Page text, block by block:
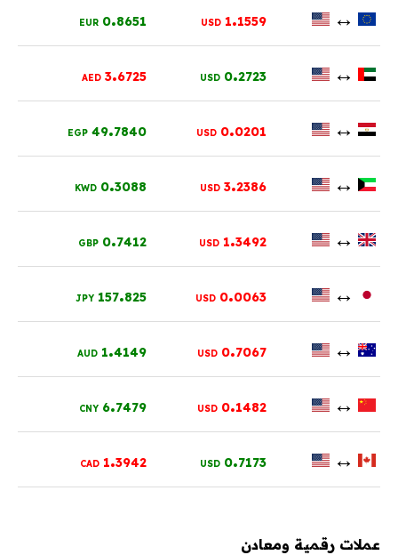
↔
1.1559
USD
0.8651
EUR
↔
0.2723
USD
3.6725
AED
↔
0.0201
USD
49.7840
EGP
↔
3.2386
USD
0.3088
KWD
↔
1.3492
USD
0.7412
GBP
↔
0.0063
USD
157.825
JPY
↔
0.7067
USD
1.4149
AUD
↔
0.1482
USD
6.7479
CNY
↔
0.7173
USD
1.3942
CAD
عملات رقمية ومعادن